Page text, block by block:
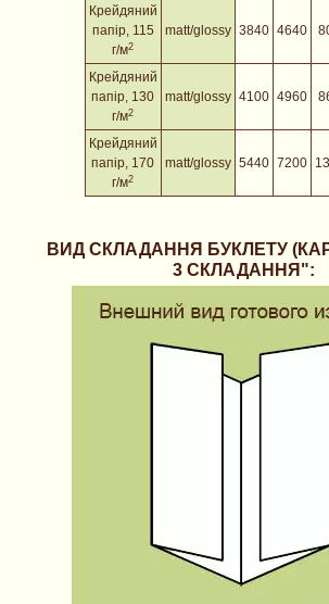
Крейдяний
папір, 115
г/м2
matt/glossy 3840 4640
Крейдяний
папір, 130
г/м2
matt/glossy 4100 4960
Крейдяний
папір, 170
г/м2
matt/glossy 5440 7200
ВИД СКЛАДАННЯ БУКЛЕТУ
3 СКЛАДАННЯ":